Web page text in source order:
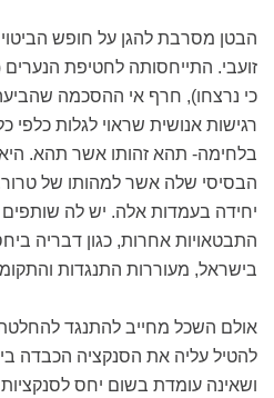
הבטן מסרבת להגן על חופש
זועבי. התייחסותה לחטיפת הנערים
כי נרצחו), חרף אי ההסכמה
רגישות אנושית שראוי לגלות כלפי
בלחימה- תהא זהותו אשר תהא.
הבסיסי שלה אשר למהותו של
יחידה בעמדות אלה. יש לה שותפים
התבטאויות אחרות, כגון דבריה
בישראל, מעוררות התנגדות
אולם השכל מחייב להתנגד
להטיל עליה את הסנקציה הכבדה
ושאינה עומדת בשום יחס